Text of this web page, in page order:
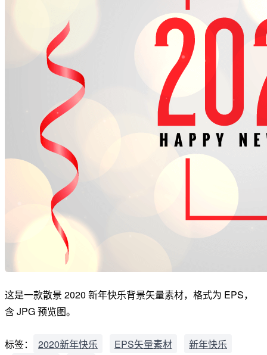
这是一款散景 2020 新年快乐背景矢量素材，格式为 EPS，
含 JPG 预览图。
标签： 2020新年快乐 EPS矢量素材
新年快乐